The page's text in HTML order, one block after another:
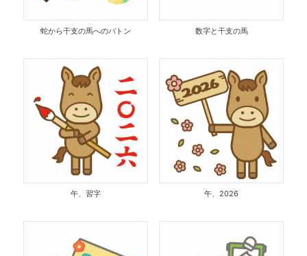
蛇から干支の馬へのバトン 数字と干支の馬
午、習字 午、2026